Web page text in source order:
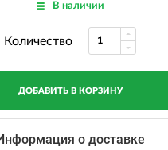
В наличии
Количество
ДОБАВИТЬ В КОРЗИНУ
о доставке